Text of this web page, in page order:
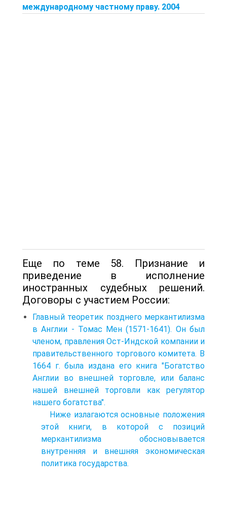
международному частному праву. 2004
Еще по теме 58. Признание и
приведение в исполнение
иностранных судебных решений.
Договоры с участием России:
Главный теоретик позднего меркантилизма
в Англии - Томас Мен (1571-1641). Он был
членом, правления Ост-Индской компании и
правительственного торгового комитета. В
1664 г. была издана его книга "Богатство
Англии во внешней торговле, или баланс
нашей внешней торговли как регулятор
нашего богатства".
Ниже излагаются основные положения
этой книги, в которой с позиций
меркантилизма обосновывается
внутренняя и внешняя экономическая
политика государства.